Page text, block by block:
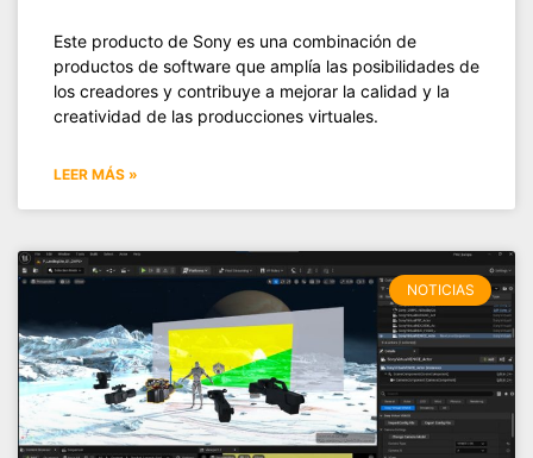
Este producto de Sony es una combinación de
productos de software que amplía las posibilidades de
los creadores y contribuye a mejorar la calidad y la
creatividad de las producciones virtuales.
LEER MÁS »
NOTICIAS